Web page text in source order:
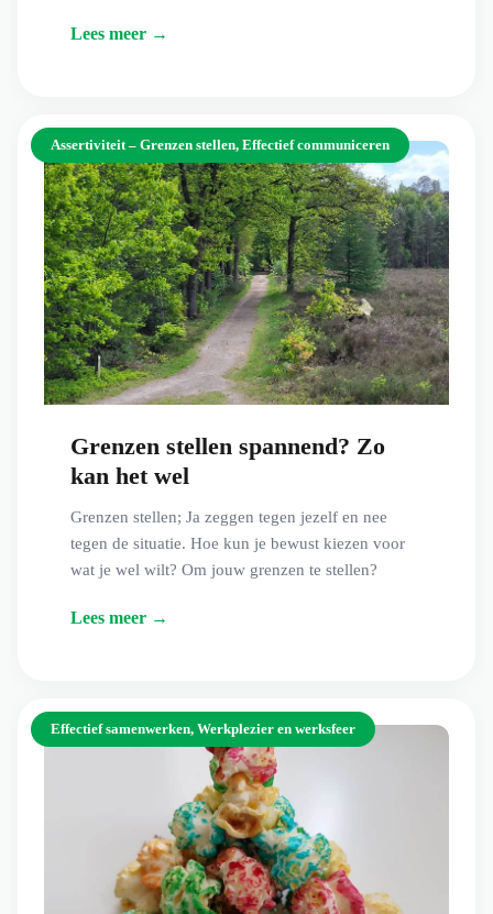
Lees meer →
Grenzen stellen spannend? Zo
kan het wel
Assertiviteit – Grenzen stellen, Effectief communiceren
Grenzen stellen; Ja zeggen tegen jezelf en nee
tegen de situatie. Hoe kun je bewust kiezen voor
wat je wel wilt? Om jouw grenzen te stellen?
Lees meer →
Effectief samenwerken, Werkplezier en werksfeer